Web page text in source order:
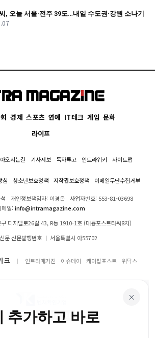
, 오늘 서울·전주 39도…내일 수도권·강원 소나기
경제 스포츠 연예 IT테크 게임 문화
라이프
오시는길 기사제보 독자투고 인트라위키 사이트맵
침 청소년보호정책 저작권보호정책 이메일무단수집거부
개인정보책임자: 이경은
사업자번호: 553-81-03698
메일:info@intramagazine.com
디지털로26길 43, R동 1910-1호 (대륭포스트타워8차)
문 신문발행번호 ㅣ 서울특별시 아55702
크 인트라매거진 이슈데이 케이팝포스트 위닥스
×
추가하고 바로